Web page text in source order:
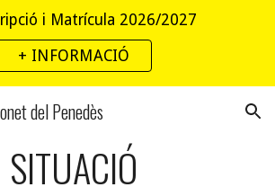
i Matrícula 2026/2027
+ INFORMACIÓ
del Penedès
SITUACIÓ